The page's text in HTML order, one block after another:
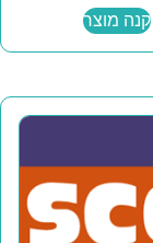
קנה מוצר